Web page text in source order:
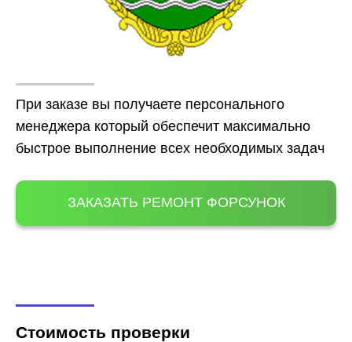
При заказе вы получаете персонального
менеджера который обеспечит максимально
быстрое выполнение всех необходимых задач
ЗАКАЗАТЬ РЕМОНТ ФОРСУНОК
Стоимость проверки